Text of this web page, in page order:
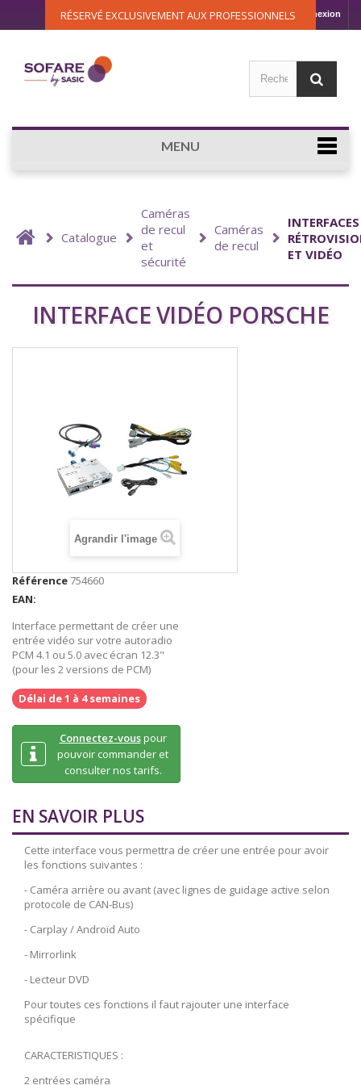
Connexion
RÉSERVÉ EXCLUSIVEMENT AUX PROFESSIONNELS
MENU
Catalogue
Caméras
de recul
et
sécurité
Caméras
de recul
INTERFACES
ET VIDÉO
INTERFACE VIDÉO PORSCHE
Agrandir l'image
Référence 754660
EAN:
Interface permettant de créer une
entrée vidéo sur votre autoradio
PCM 4.1 ou 5.0 avec écran 12.3"
(pour les 2 versions de PCM)
Délai de 1 à 4 semaines
Connectez-vouspour
pouvoir commander et
consulter nos tarifs.
EN SAVOIR PLUS
Cette interface vous permettra de créer une entrée pour avoir
les fonctions suivantes :
- Caméra arrière ou avant (avec lignes de guidage active selon
protocole de CAN-Bus)
- Carplay / Androïd Auto
- Mirrorlink
- Lecteur DVD
Pour toutes ces fonctions il faut rajouter une interface
spécifique
CARACTERISTIQUES :
2 entrées caméra